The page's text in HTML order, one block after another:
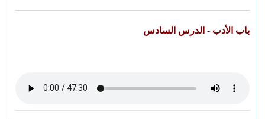
باب الأدب - الدرس السادس